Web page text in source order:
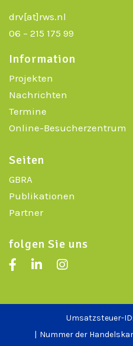
drv[at]rws.nl
06 – 215 175 99
Information
Projekten
Nachrichten
Termine
Online-Besucherzentrum
Seiten
GBRA
Publikationen
Partner
folgen Sie uns
Umsatzsteuer-ID:
Nummer der